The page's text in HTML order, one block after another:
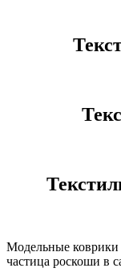
Модельные коврики
частица роскоши в